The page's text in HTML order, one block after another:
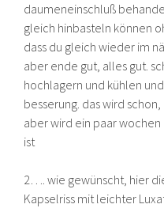
daumeneinschluß
gleich hinbasteln können
dass du gleich wieder im
aber ende gut, alles gut.
hochlagern und kühlen
besserung. das wird schon,
aber wird ein paar
ist
2…. wie gewünscht, hier
Kapselriss mit leichter